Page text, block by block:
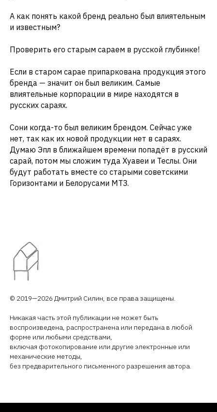
А как понять какой бренд реально был влиятельным
и известным?
Проверить его старым сараем в русской глубинке!
Если в старом сарае припаркована продукция этого
бренда — значит он был великим. Самые
влиятельные корпорации в мире находятся в
русских сараях.
Сони когда-то был великим брендом. Сейчас уже
нет, так как их новой продукции нет в сараях.
Думаю Эпл в ближайшем времени попадёт в русский
сарай, потом мы сложим туда Хуавеи и Теслы. Они
будут работать вместе со старыми советскими
Горизонтами и Белорусами МТЗ.
© 2019—2026 Дмитрий Силин, все права защищены.
Никакая часть этой публикации не может быть
воспроизведена, распространена или передана в любой
форме или любыми средствами,
включая фотокопирование или другие электронные или
механические методы,
без предварительного письменного разрешения автора.